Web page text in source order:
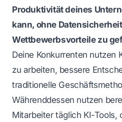
Produktivität deines
kann, ohne
Wettbewerbsvorteile zu
Deine Konkurrenten nutzen
zu arbeiten, bessere
traditionelle
Währenddessen nutzen
Mitarbeiter täglich KI-Tools,